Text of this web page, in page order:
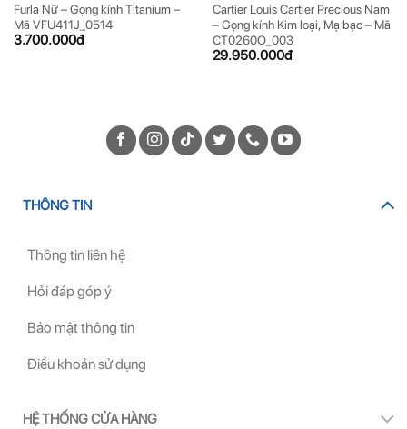
Furla Nữ – Gọng kính Titanium –
Mã VFU411J_0514
3.700.000đ
Cartier Louis Cartier Precious Nam
– Gọng kính Kim loại, Mạ bạc – Mã
CT0260O_003
29.950.000đ
THÔNG TIN
Thông tin liên hệ
Hỏi đáp góp ý
Bảo mật thông tin
Điều khoản sử dụng
HỆ THỐNG CỬA HÀNG